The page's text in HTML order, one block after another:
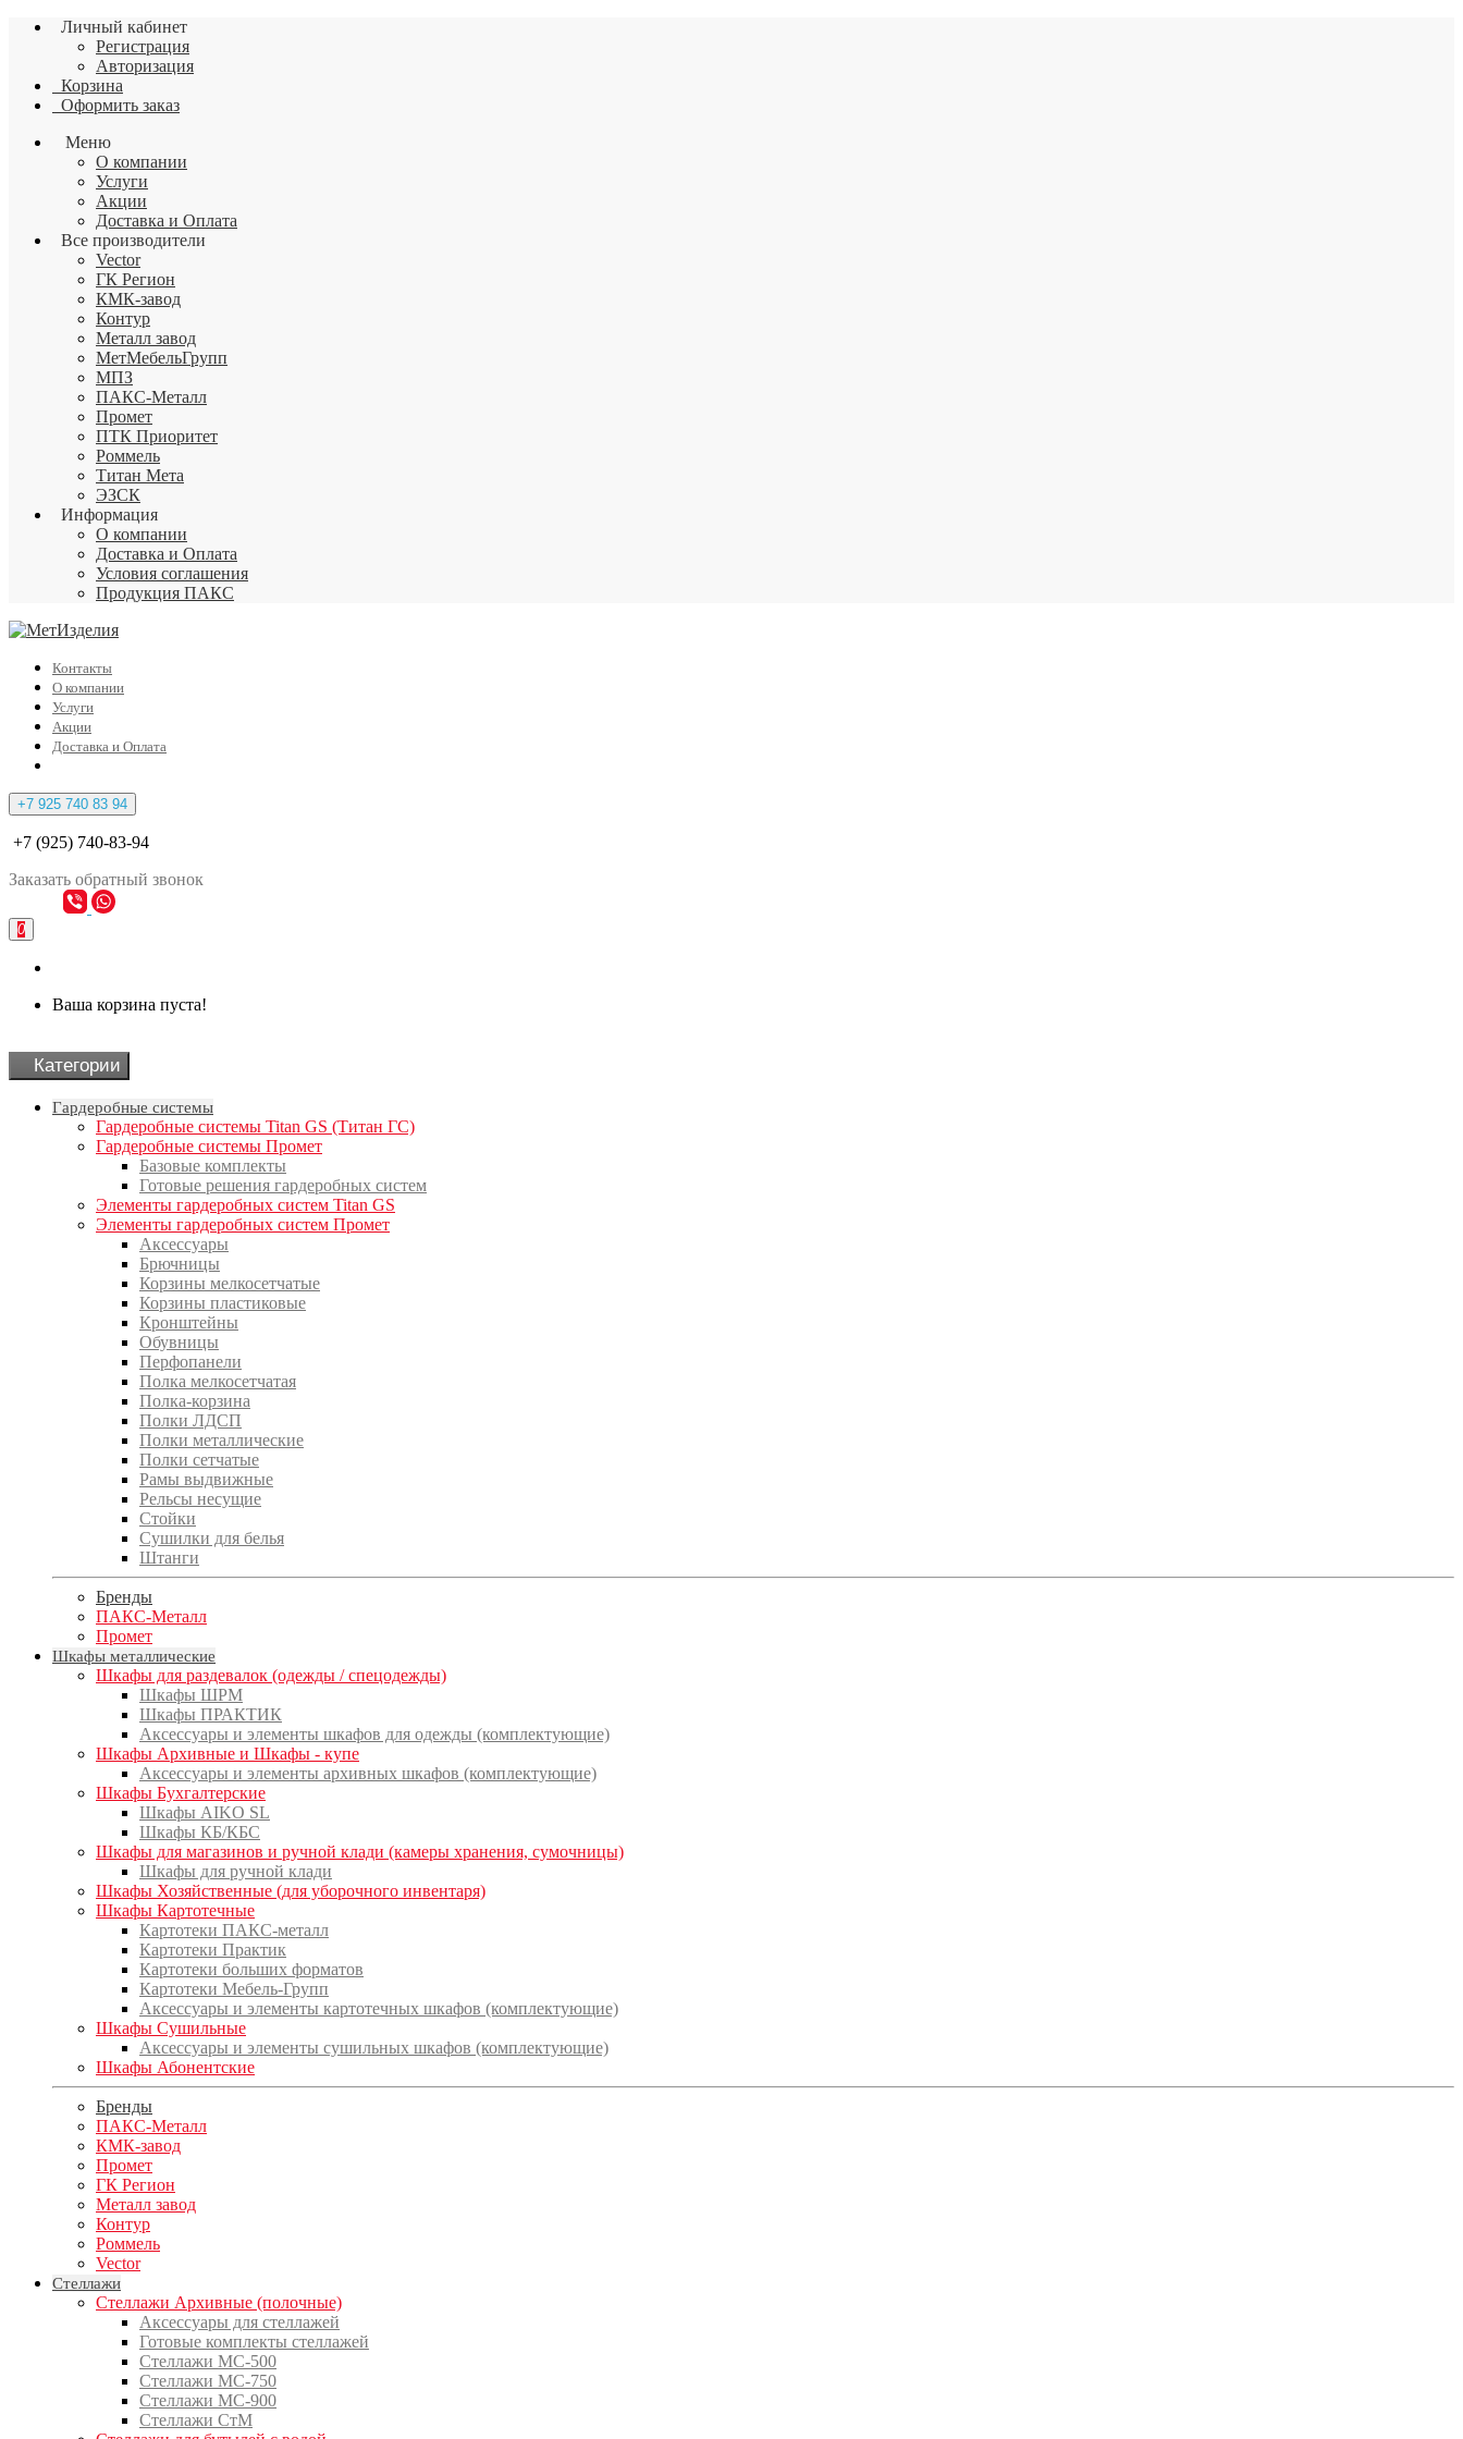
Личный кабинет
Регистрация
Авторизация
Корзина
Оформить заказ
Меню
О компании
Услуги
Акции
Доставка и Оплата
Все производители
Vector
ГК Регион
КМК-завод
Контур
Металл завод
МетМебельГрупп
МПЗ
ПАКС-Металл
Промет
ПТК Приоритет
Роммель
Титан Мета
ЭЗСК
Информация
О компании
Доставка и Оплата
Условия соглашения
Продукция ПАКС
Контакты
О компании
Услуги
Акции
Доставка и Оплата
+7 925 740 83 94
+7 (925) 740-83-94
Заказать обратный звонок
0
Ваша корзина пуста!
Категории
Гардеробные системы
Гардеробные системы Titan GS (Титан ГС)
Гардеробные системы Промет
Базовые комплекты
Готовые решения гардеробных систем
Элементы гардеробных систем Titan GS
Элементы гардеробных систем Промет
Аксессуары
Брючницы
Корзины мелкосетчатые
Корзины пластиковые
Кронштейны
Обувницы
Перфопанели
Полка мелкосетчатая
Полка-корзина
Полки ЛДСП
Полки металлические
Полки сетчатые
Рамы выдвижные
Рельсы несущие
Стойки
Сушилки для белья
Штанги
Бренды
ПАКС-Металл
Промет
Шкафы металлические
Шкафы для раздевалок (одежды / спецодежды)
Шкафы ШРМ
Шкафы ПРАКТИК
Аксессуары и элементы шкафов для одежды (комплектующие)
Шкафы Архивные и Шкафы - купе
Аксессуары и элементы архивных шкафов (комплектующие)
Шкафы Бухгалтерские
Шкафы AIKO SL
Шкафы КБ/КБС
Шкафы для магазинов и ручной клади (камеры хранения, сумочницы)
Шкафы для ручной клади
Шкафы Хозяйственные (для уборочного инвентаря)
Шкафы Картотечные
Картотеки ПАКС-металл
Картотеки Практик
Картотеки больших форматов
Картотеки Мебель-Групп
Аксессуары и элементы картотечных шкафов (комплектующие)
Шкафы Сушильные
Аксессуары и элементы сушильных шкафов (комплектующие)
Шкафы Абонентские
Бренды
ПАКС-Металл
КМК-завод
Промет
ГК Регион
Металл завод
Контур
Роммель
Vector
Стеллажи
Стеллажи Архивные (полочные)
Аксессуары для стеллажей
Готовые комплекты стеллажей
Стеллажи МС-500
Стеллажи МС-750
Стеллажи МС-900
Стеллажи СтМ